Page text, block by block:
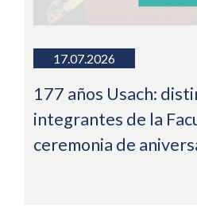
17.07.2026
177 años Usach:
integrantes de la
ceremonia de